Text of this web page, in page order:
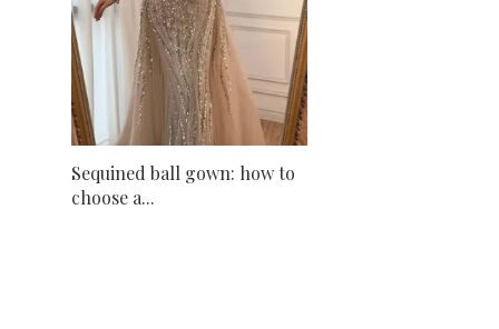
Sequined ball gown: how to
choose a...